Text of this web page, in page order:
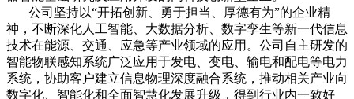
公司坚持以“开拓创新、勇于担当、厚德有为”的企业精
神，不断深化人工智能、大数据分析、数字孪生等新一代信息
技术在能源、交通、应急等产业领域的应用。公司自主研发的
智能物联感知系统广泛应用于发电、变电、输电和配电等电力
系统，协助客户建立信息物理深度融合系统，推动相关产业向
数字化、智能化和全面智慧化发展升级，得到行业内一致好